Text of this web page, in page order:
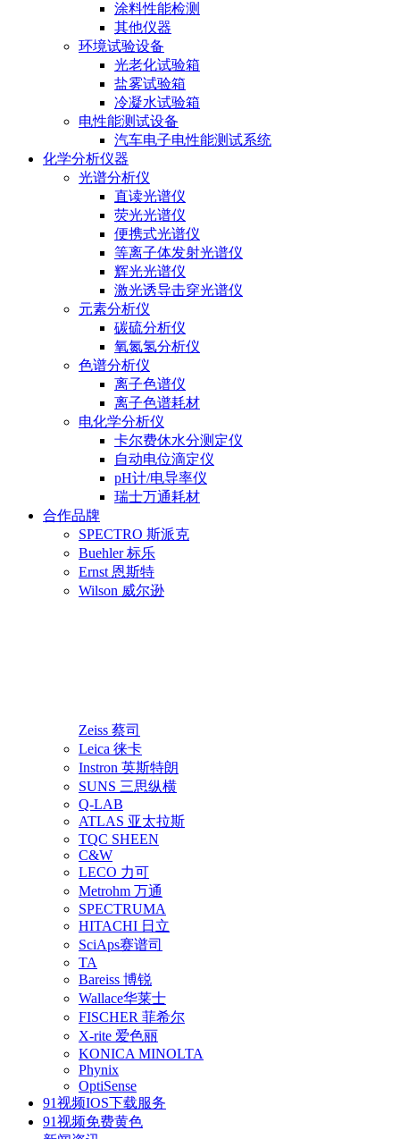
涂料性能检测
其他仪器
环境试验设备
光老化试验箱
盐雾试验箱
冷凝水试验箱
电性能测试设备
汽车电子电性能测试系统
化学分析仪器
光谱分析仪
直读光谱仪
荧光光谱仪
便携式光谱仪
等离子体发射光谱仪
辉光光谱仪
激光诱导击穿光谱仪
元素分析仪
碳硫分析仪
氧氮氢分析仪
色谱分析仪
离子色谱仪
离子色谱耗材
电化学分析仪
卡尔费休水分测定仪
自动电位滴定仪
pH计/电导率仪
瑞士万通耗材
合作品牌
SPECTRO 斯派克
Buehler 标乐
Ernst 恩斯特
Wilson 威尔逊
Zeiss 蔡司
Leica 徕卡
Instron 英斯特朗
SUNS 三思纵横
Q-LAB
ATLAS 亚太拉斯
TQC SHEEN
C&W
LECO 力可
Metrohm 万通
SPECTRUMA
HITACHI 日立
SciAps赛谱司
TA
Bareiss 博锐
Wallace华莱士
FISCHER 菲希尔
X-rite 爱色丽
KONICA MINOLTA
Phynix
OptiSense
91视频IOS下载服务
91视频免费黄色